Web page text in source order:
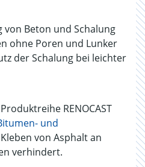
von Beton und Schalung
ohne Poren und Lunker
der Schalung bei leichter
RENOCAST
und
von Asphalt an
verhindert.